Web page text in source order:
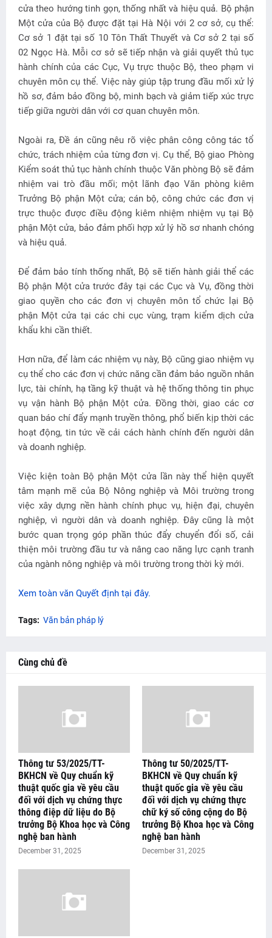
cửa theo hướng tinh gọn, thống nhất và hiệu quả. Bộ phận
Một cửa của Bộ được đặt tại Hà Nội với 2 cơ sở, cụ thể:
Cơ sở 1 đặt tại số 10 Tôn Thất Thuyết và Cơ sở 2 tại số
02 Ngọc Hà. Mỗi cơ sở sẽ tiếp nhận và giải quyết thủ tục
hành chính của các Cục, Vụ trực thuộc Bộ, theo phạm vi
chuyên môn cụ thể. Việc này giúp tập trung đầu mối xử lý
hồ sơ, đảm bảo đồng bộ, minh bạch và giảm tiếp xúc trực
tiếp giữa người dân với cơ quan chuyên môn.
Ngoài ra, Đề án cũng nêu rõ việc phân công công tác tổ
chức, trách nhiệm của từng đơn vị. Cụ thể, Bộ giao Phòng
Kiểm soát thủ tục hành chính thuộc Văn phòng Bộ sẽ đảm
nhiệm vai trò đầu mối; một lãnh đạo Văn phòng kiêm
Trưởng Bộ phận Một cửa; cán bộ, công chức các đơn vị
trực thuộc được điều động kiêm nhiệm nhiệm vụ tại Bộ
phận Một cửa, bảo đảm phối hợp xử lý hồ sơ nhanh chóng
và hiệu quả.
Để đảm bảo tính thống nhất, Bộ sẽ tiến hành giải thể các
Bộ phận Một cửa trước đây tại các Cục và Vụ, đồng thời
giao quyền cho các đơn vị chuyên môn tổ chức lại Bộ
phận Một cửa tại các chi cục vùng, trạm kiểm dịch cửa
khẩu khi cần thiết.
Hơn nữa, để làm các nhiệm vụ này, Bộ cũng giao nhiệm vụ
cụ thể cho các đơn vị chức năng cần đảm bảo nguồn nhân
lực, tài chính, hạ tầng kỹ thuật và hệ thống thông tin phục
vụ vận hành Bộ phận Một cửa. Đồng thời, giao các cơ
quan báo chí đẩy mạnh truyền thông, phổ biến kịp thời các
hoạt động, tin tức về cải cách hành chính đến người dân
và doanh nghiệp.
Việc kiện toàn Bộ phận Một cửa lần này thể hiện quyết
tâm mạnh mẽ của Bộ Nông nghiệp và Môi trường trong
việc xây dựng nền hành chính phục vụ, hiện đại, chuyên
nghiệp, vì người dân và doanh nghiệp. Đây cũng là một
bước quan trọng góp phần thúc đẩy chuyển đổi số, cải
thiện môi trường đầu tư và nâng cao năng lực cạnh tranh
của ngành nông nghiệp và môi trường trong thời kỳ mới.
Xem toàn văn Quyết định tại đây.
Tags: Văn bản pháp lý
Cùng chủ đề
Thông tư 53/2025/TT-
BKHCN về Quy chuẩn kỹ
thuật quốc gia về yêu cầu
đối với dịch vụ chứng thực
thông điệp dữ liệu do Bộ
trưởng Bộ Khoa học và Công
nghệ ban hành
December 31, 2025
Thông tư 50/2025/TT-
BKHCN về Quy chuẩn kỹ
thuật quốc gia về yêu cầu
đối với dịch vụ chứng thực
chữ ký số công cộng do Bộ
trưởng Bộ Khoa học và Công
nghệ ban hành
December 31, 2025